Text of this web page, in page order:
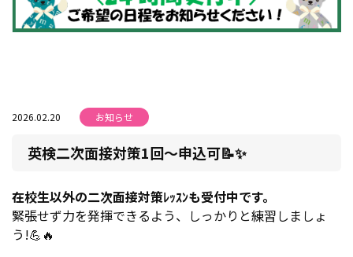
2026.02.20 お知らせ
英検二次面接対策1回～申込可📝✨
在校生以外の二次面接対策ﾚｯｽﾝも受付中です。
緊張せず力を発揮できるよう、しっかりと練習しましょ
う!💪🔥